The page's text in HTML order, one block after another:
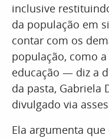
inclusive
da população em
contar com os
população, como
educação — diz a
da pasta, Gabriela
divulgado via
Ela argumenta